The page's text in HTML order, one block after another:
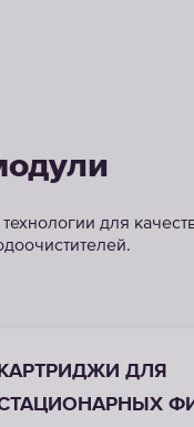
для
КАРТРИДЖИ ДЛЯ